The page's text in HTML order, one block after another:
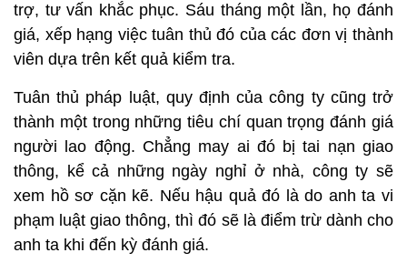
trợ, tư vấn khắc phục. Sáu tháng một lần, họ đánh
giá, xếp hạng việc tuân thủ đó của các đơn vị thành
viên dựa trên kết quả kiểm tra.
Tuân thủ pháp luật, quy định của công ty cũng trở
thành một trong những tiêu chí quan trọng đánh giá
người lao động. Chẳng may ai đó bị tai nạn giao
thông, kể cả những ngày nghỉ ở nhà, công ty sẽ
xem hồ sơ cặn kẽ. Nếu hậu quả đó là do anh ta vi
phạm luật giao thông, thì đó sẽ là điểm trừ dành cho
anh ta khi đến kỳ đánh giá.